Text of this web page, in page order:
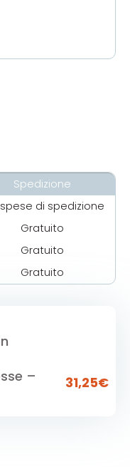
Spedizione
di spedizione
Gratuito
Gratuito
Gratuito
–
31,25€